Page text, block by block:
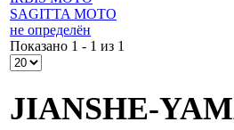
SAGITTA MOTO
не определён
Показано 1 - 1 из 1
JIANSHE-